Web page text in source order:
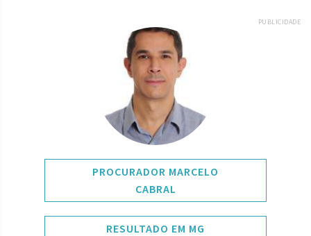
PUBLICIDADE
PROCURADOR MARCELO
CABRAL
RESULTADO EM MG